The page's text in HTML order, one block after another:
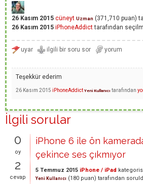
26 Kasım 2015 cüneyt Uzman (371,710 puan)
26 Kasım 2015 iPhoneAddicttarafından
Teşekkür ederim
26 Kasım 2015 iPhoneAddict Yeni Kullanıcı tarafından
İlgili sorular
0
oy
2
cevap
iPhone 6 ile ön
çekince ses çıkmıyor
5 Temmuz 2015 iPhone / iPad
Yeni Kullanıcı (180 puan) tarafından